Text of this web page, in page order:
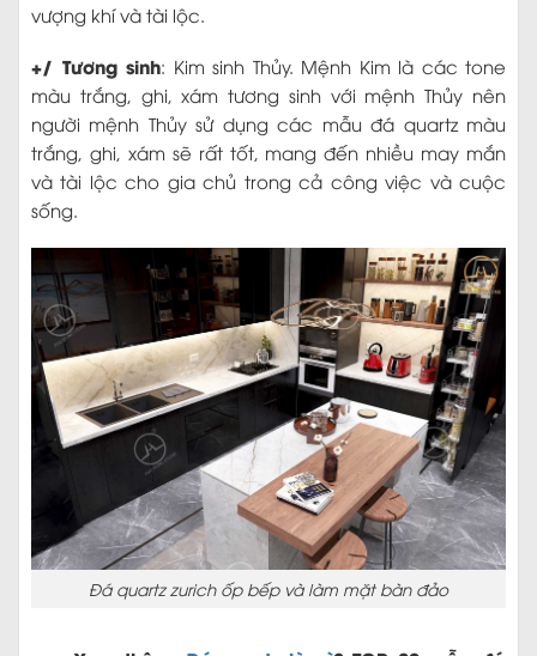
vượng khí và tài lộc.
+/ Tương sinh: Kim sinh Thủy. Mệnh Kim là các tone
màu trắng, ghi, xám tương sinh với mệnh Thủy nên
người mệnh Thủy sử dụng các mẫu đá quartz màu
trắng, ghi, xám sẽ rất tốt, mang đến nhiều may mắn
và tài lộc cho gia chủ trong cả công việc và cuộc
sống.
Đá quartz zurich ốp bếp và làm mặt bàn đảo